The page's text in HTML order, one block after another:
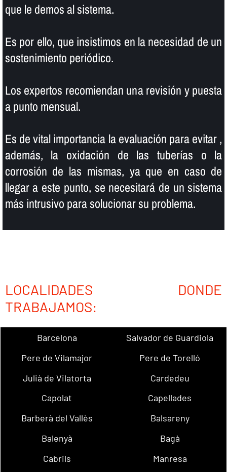
que le demos al sistema.
Es por ello, que insistimos en la necesidad de un
sostenimiento periódico.
Los expertos recomiendan una revisión y puesta
a punto mensual.
Es de vital importancia la evaluación para evitar ,
además, la oxidación de las tuberí­as o la
corrosión de las mismas, ya que en caso de
llegar a este punto, se necesitará de un sistema
más intrusivo para solucionar su problema.
LOCALIDADES DONDE
TRABAJAMOS:
Barcelona
Salvador de Guardiola
Pere de Vilamajor
Pere de Torelló
Julià de Vilatorta
Cardedeu
Capolat
Capellades
Barberà del Vallès
Balsareny
Balenyà
Bagà
Cabrils
Manresa